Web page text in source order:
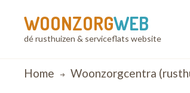
WOONZORGWEB
dé rusthuizen & serviceflats website
Breadcrumb
Home Woonzorgcentra